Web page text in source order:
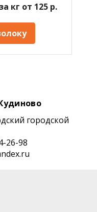
кг от 125 р.
городской
26-98